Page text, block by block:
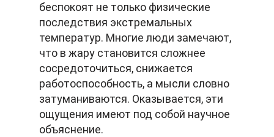
беспокоят не только физические
последствия экстремальных
температур. Многие люди замечают,
что в жару становится сложнее
сосредоточиться, снижается
работоспособность, а мысли словно
затуманиваются. Оказывается, эти
ощущения имеют под собой научное
объяснение.